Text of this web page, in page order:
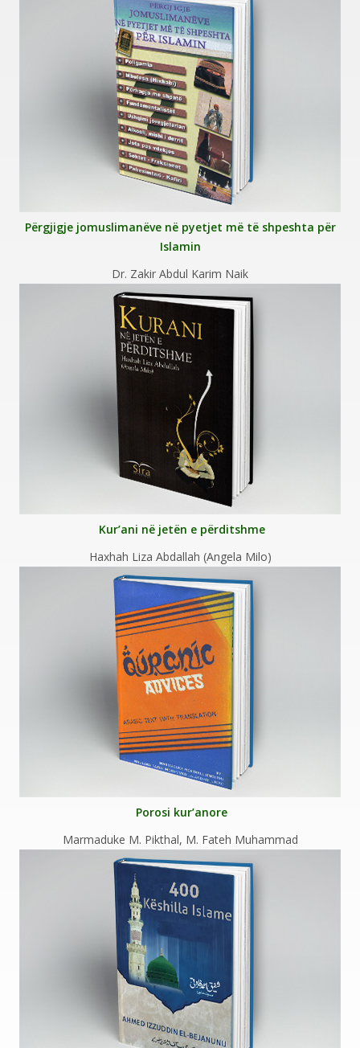
Përgjigje jomuslimanëve në pyetjet më të shpeshta për
Islamin
Dr. Zakir Abdul Karim Naik
Kur’ani në jetën e përditshme
Haxhah Liza Abdallah (Angela Milo)
Porosi kur’anore
Marmaduke M. Pikthal, M. Fateh Muhammad